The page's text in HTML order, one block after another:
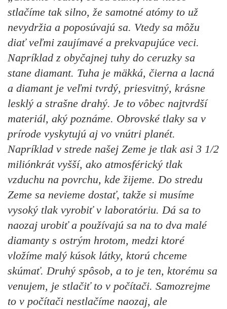
stlačíme tak silno, že samotné atómy to už
nevydržia a poposúvajú sa. Vtedy sa môžu
diať veľmi zaujímavé a prekvapujúce veci.
Napríklad z obyčajnej tuhy do ceruzky sa
stane diamant. Tuha je mäkká, čierna a lacná
a diamant je veľmi tvrdý, priesvitný, krásne
lesklý a strašne drahý. Je to vôbec najtvrdší
materiál, aký poznáme. Obrovské tlaky sa v
prírode vyskytujú aj vo vnútri planét.
Napríklad v strede našej Zeme je tlak asi 3 1/2
miliónkrát vyšší, ako atmosférický tlak
vzduchu na povrchu, kde žijeme. Do stredu
Zeme sa nevieme dostať, takže si musíme
vysoký tlak vyrobiť v laboratóriu. Dá sa to
naozaj urobiť a používajú sa na to dva malé
diamanty s ostrým hrotom, medzi ktoré
vložíme malý kúsok látky, ktorú chceme
skúmať. Druhý spôsob, a to je ten, ktorému sa
venujem, je stlačiť to v počítači. Samozrejme
to v počítači nestlačíme naozaj, ale